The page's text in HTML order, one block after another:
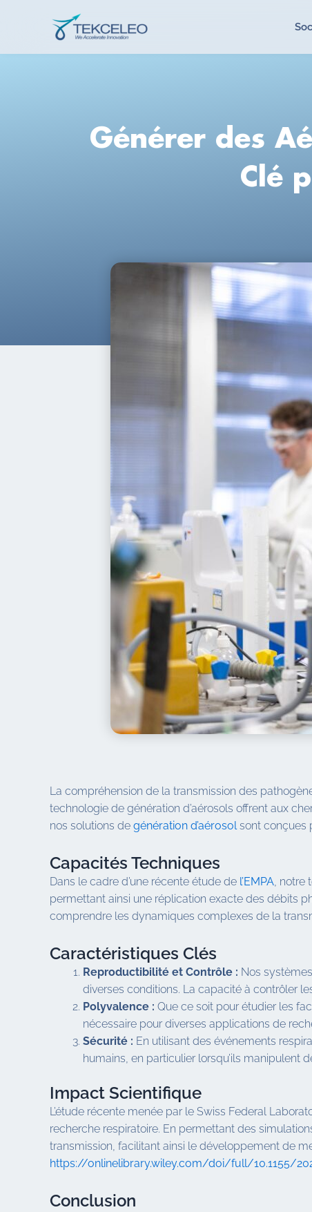
Générer des
Clé
La compréhension de la transmission des
technologie de génération d’aérosols offrent aux
nos solutions de génération d’aérosolsont conçues
Capacités Techniques
Dans le cadre d’une récente étude de l’EMPA, notre
permettant ainsi une réplication exacte des débits
comprendre les dynamiques complexes de la
Caractéristiques Clés
Reproductibilité et Contrôle : Nos
diverses conditions. La capacité à contrôler
Polyvalence : Que ce soit pour étudier les
nécessaire pour diverses applications de
Sécurité : En utilisant des événements
humains, en particulier lorsqu’ils manipulent
Impact Scientifique
L’étude récente menée par le Swiss Federal
recherche respiratoire. En permettant des
transmission, facilitant ainsi le développement de
https://onlinelibrary.wiley.com/doi/full/10.1155/
Conclusion